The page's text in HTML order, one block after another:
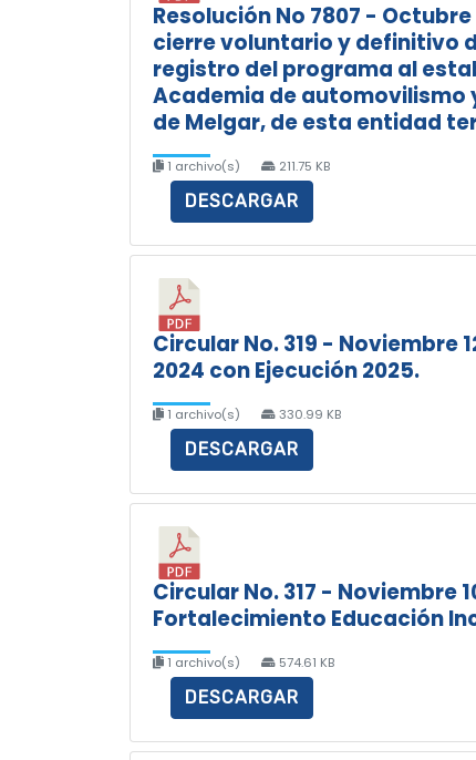
Resolución No 7807 -
cierre voluntario y definitivo
registro del programa al
Academia de automovilismo
de Melgar, de esta entidad
1 archivo(s) 211.75 KB
DESCARGAR
Circular No. 319 - Noviembre
2024 con Ejecución 2025.
1 archivo(s) 330.99 KB
DESCARGAR
Circular No. 317 - Noviembre
Fortalecimiento Educación
1 archivo(s) 574.61 KB
DESCARGAR